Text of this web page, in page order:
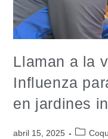
Llaman a la
Influenza
en jardines
abril 15, 2025